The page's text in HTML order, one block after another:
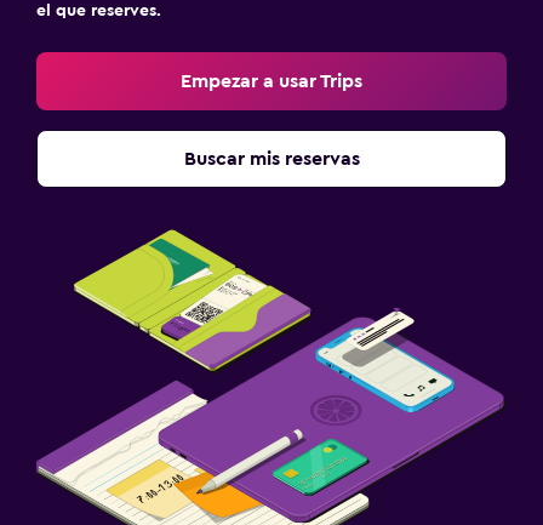
el que reserves.
Empezar a usar Trips
Buscar mis reservas